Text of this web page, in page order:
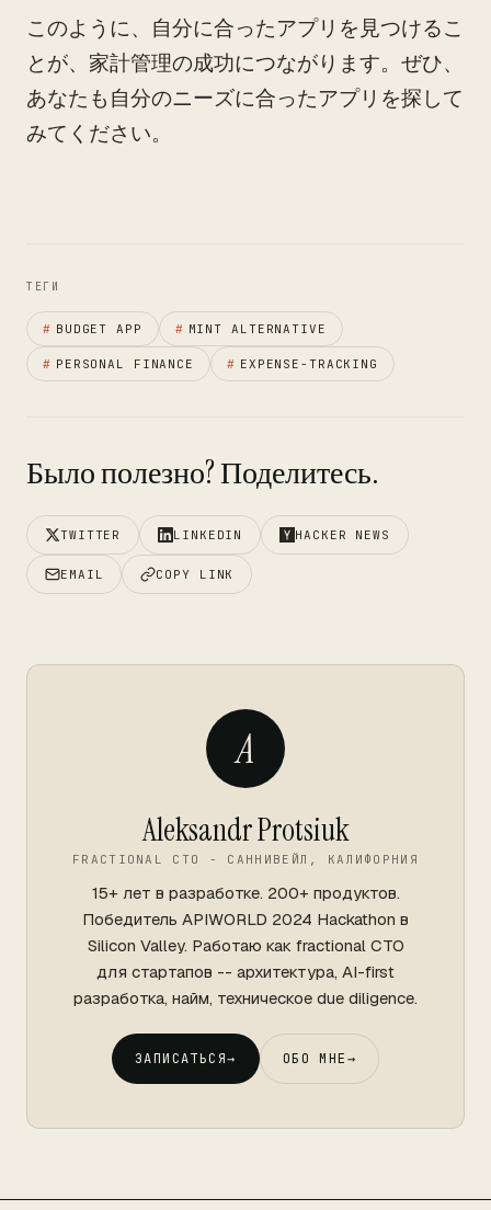
このように、自分に合ったアプリを見つけるこ
とが、家計管理の成功につながります。ぜひ、
あなたも自分のニーズに合ったアプリを探して
みてください。
ТЕГИ
# BUDGET APP # MINT ALTERNATIVE
# PERSONAL FINANCE # EXPENSE-TRACKING
Было полезно? Поделитесь.
TWITTER LINKEDIN HACKER NEWS
EMAIL COPY LINK
A
Aleksandr Protsiuk
FRACTIONAL CTO - САННИВЕЙЛ, КАЛИФОРНИЯ
15+ лет в разработке. 200+ продуктов.
Победитель APIWORLD 2024 Hackathon в
Silicon Valley. Работаю как fractional CTO
для стартапов -- архитектура, AI-first
разработка, найм, техническое due diligence.
ЗАПИСАТЬСЯ→ ОБО МНЕ→